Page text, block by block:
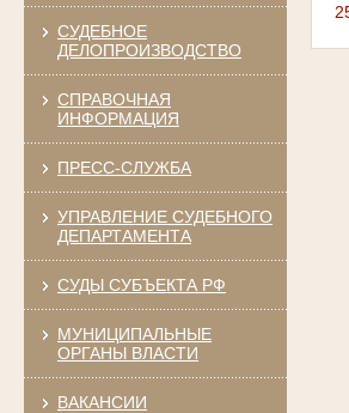
СУДЕБНОЕ
ДЕЛОПРОИЗВОДСТВО
СПРАВОЧНАЯ
ИНФОРМАЦИЯ
ПРЕСС-СЛУЖБА
УПРАВЛЕНИЕ СУДЕБНОГО
ДЕПАРТАМЕНТА
СУДЫ СУБЪЕКТА РФ
МУНИЦИПАЛЬНЫЕ
ОРГАНЫ ВЛАСТИ
ВАКАНСИИ